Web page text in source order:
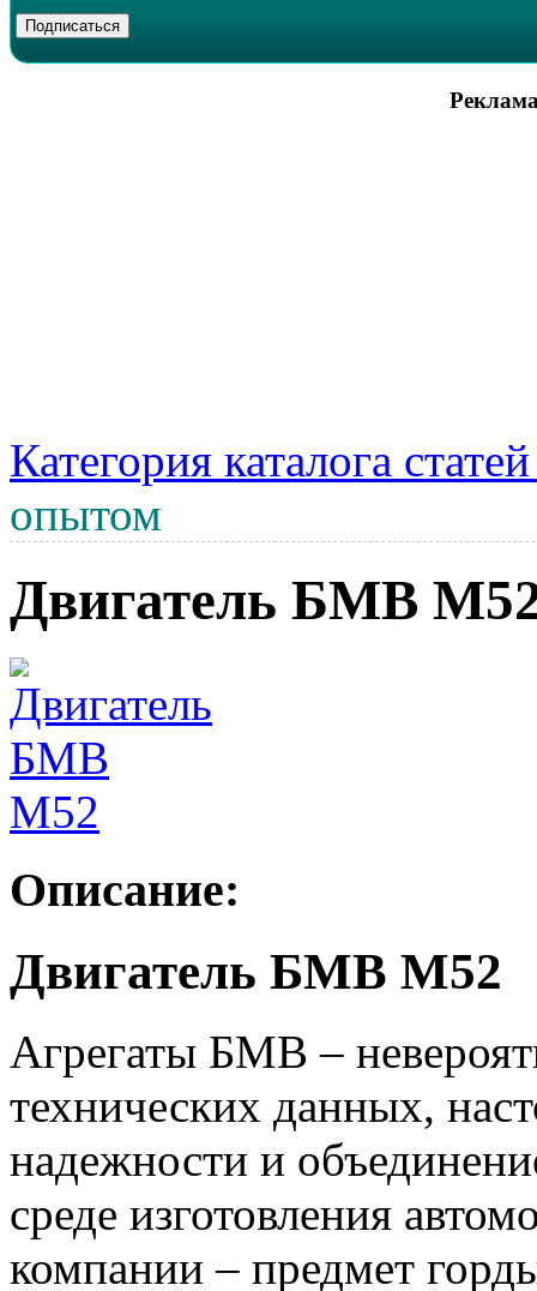
Категория каталога
опытом
Двигатель БМВ
Описание:
Двигатель БМВ М52
Агрегаты БМВ –
технических данных,
надежности и
среде изготовления
компании – предмет